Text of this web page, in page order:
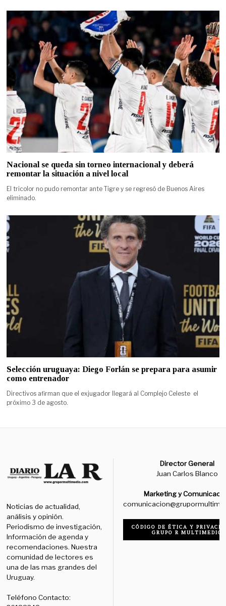
Nacional se queda sin torneo internacional y deberá
remontar la situación a nivel local
El tricolor no pudo remontar ante Tigre y se regresó de Buenos Aires
eliminado.
Selección uruguaya: Diego Forlán se prepara para asumir
como entrenador
Directivos afirman que el exjugador llegará al Complejo Celeste el
próximo 3 de agosto.
Noticias de actualidad,
análisis y opinión.
Periodismo de investigación,
Información de agenda y
recomendaciones. Nuestra
comunidad de lectores es
una de las mas grandes del
Uruguay.
Teléfono Contacto:
Director General
Juan Carlos Blanco
Marketing y
CÓDIGO DE ÉTICA Y
GRUPO R MULTIMEDIO